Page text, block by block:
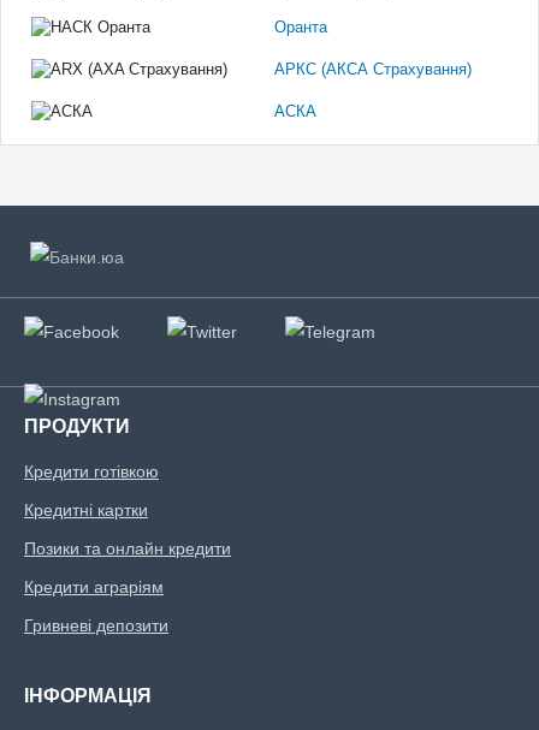
Оранта
АРКС (АКСА Страхування)
АСКА
ПРОДУКТИ
Кредити готівкою
Кредитні картки
Позики та онлайн кредити
Кредити аграріям
Гривневі депозити
ІНФОРМАЦІЯ